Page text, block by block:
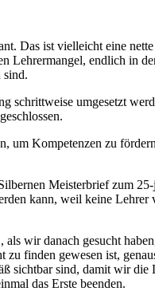
Das ist vielleicht eine
Lehrermangel, endlich in
sind.
umgesetzt
Kompetenzen zu
Meisterbrief zum
kann, weil keine
wir danach gesucht
finden gewesen ist,
sichtbar sind, damit wir
das Erste beenden.